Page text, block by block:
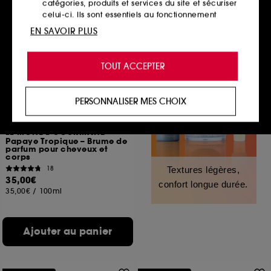
LE MONDE GOURMAND
Papaye Tropique – Brume de
parfum pour cheveux et
corps
18
35,00€
35,00€ / 100ml
Ajouter au panier
Textures légères,
confort longue durée.
catégories, produits et services du site et sécuriser
celui-ci. Ils sont essentiels au fonctionnement
technique du site et ne peuvent être désactivés.
de vous offrir une expérience enrichie et
personnalisée en vous recommandant des
produits, des services et des contenus qui
proposer des offres promotionnelles adaptées à
votre profil.
Cookies réseaux sociaux et publicité :ils sont
utilisés pour vous présenter du contenu susceptible
de vous plaire via des publicités, y compris sur des
sites tiers et sur les réseaux sociaux, sur la base
des pages que vous avez consultées, de votre
Cookies de mesure d’audience :
permettent de réaliser des statistiques de
fréquentation et de navigation sur notre site afin
TOUT ACCEPTER
PERSONNALISER MES CHOIX
EN SAVOIR PLUS